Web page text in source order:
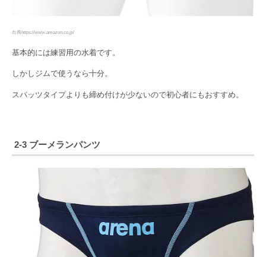
出典https://www.amazon.co.jp/
基本的には練習用の水着です。
しかしジムで使うなら十分。
スパッツタイプよりも締め付けが少ないので初心者にもおすすめ。
2-3 ブーメランパンツ